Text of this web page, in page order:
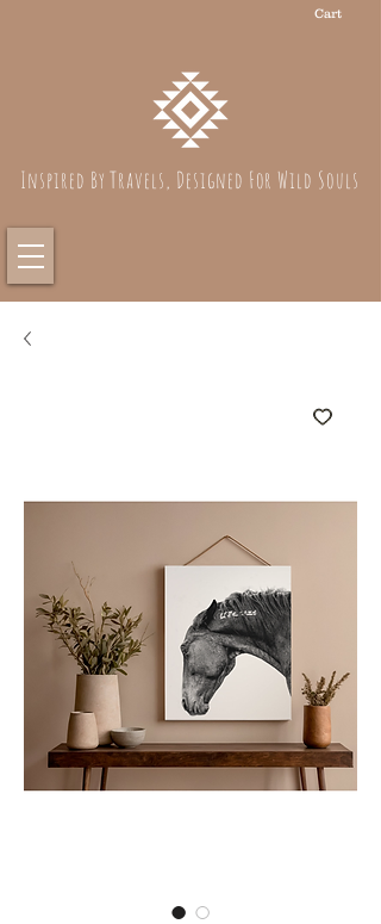
Cart
Inspired By Travels, Designed For Wild Souls